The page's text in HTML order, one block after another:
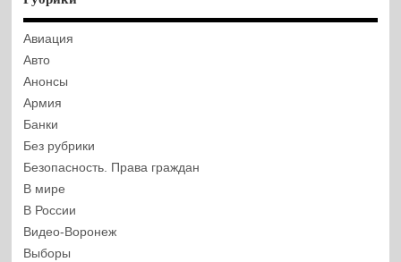
Авиация
Авто
Анонсы
Армия
Банки
Без рубрики
Безопасность. Права граждан
В мире
В России
Видео-Воронеж
Выборы